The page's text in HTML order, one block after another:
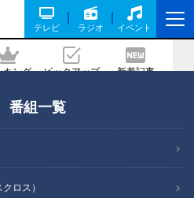
テレビ ラジオ イベント
キング ピックアップ 新着記事
番組一覧
ロス）
とは？人気の創作
稲沢市のオススメス